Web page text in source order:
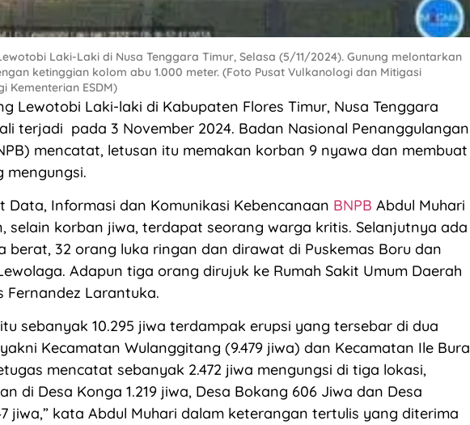
Laki-Laki di Nusa Tenggara Timur, Selasa (5/11/2024). Gunung melontarkan
ketinggian kolom abu 1.000 meter. (Foto Pusat Vulkanologi dan Mitigasi
Kementerian ESDM)
Lewotobi Laki-laki di Kabupaten Flores Timur, Nusa Tenggara
terjadi pada 3 November 2024. Badan Nasional Penanggulangan
mencatat, letusan itu memakan korban 9 nyawa dan membuat
mengungsi.
Data, Informasi dan Komunikasi Kebencanaan BNPB Abdul Muhari
selain korban jiwa, terdapat seorang warga kritis. Selanjutnya ada
berat, 32 orang luka ringan dan dirawat di Puskemas Boru dan
Adapun tiga orang dirujuk ke Rumah Sakit Umum Daerah
Fernandez Larantuka.
sebanyak 10.295 jiwa terdampak erupsi yang tersebar di dua
Kecamatan Wulanggitang (9.479 jiwa) dan Kecamatan Ile Bura
mencatat sebanyak 2.472 jiwa mengungsi di tiga lokasi,
di Desa Konga 1.219 jiwa, Desa Bokang 606 Jiwa dan Desa
jiwa,” kata Abdul Muhari dalam keterangan tertulis yang diterima